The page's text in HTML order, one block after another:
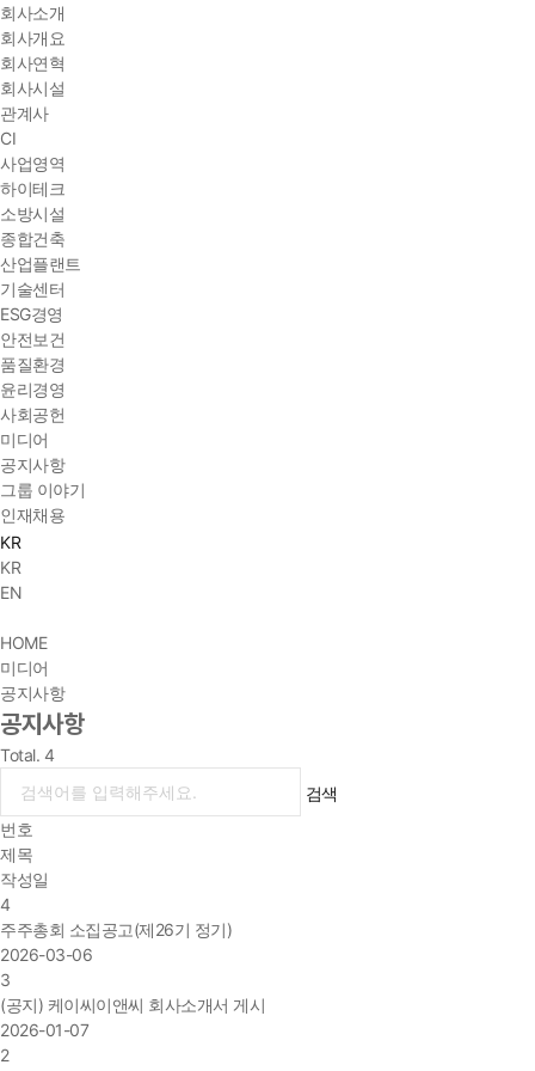
회사소개
회사개요
회사연혁
회사시설
관계사
CI
사업영역
하이테크
소방시설
종합건축
산업플랜트
기술센터
ESG경영
안전보건
품질환경
윤리경영
사회공헌
미디어
공지사항
그룹 이야기
인재채용
KR
KR
EN
HOME
미디어
공지사항
공지사항
Total. 4
검색
번호
제목
작성일
4
주주총회 소집공고(제26기 정기)
2026-03-06
3
(공지) 케이씨이앤씨 회사소개서 게시
2026-01-07
2